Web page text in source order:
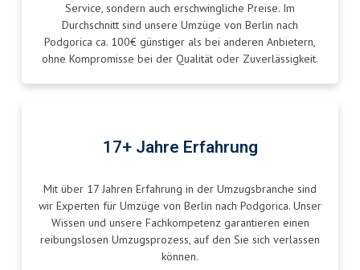
Service, sondern auch erschwingliche Preise. Im
Durchschnitt sind unsere Umzüge von Berlin nach
Podgorica ca. 100€ günstiger als bei anderen Anbietern,
ohne Kompromisse bei der Qualität oder Zuverlässigkeit.
17+ Jahre Erfahrung
Mit über 17 Jahren Erfahrung in der Umzugsbranche sind
wir Experten für Umzüge von Berlin nach Podgorica. Unser
Wissen und unsere Fachkompetenz garantieren einen
reibungslosen Umzugsprozess, auf den Sie sich verlassen
können.